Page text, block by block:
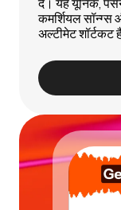
कमर्शियल सॉन्ग्स
अल्टीमेट शॉर्टकट